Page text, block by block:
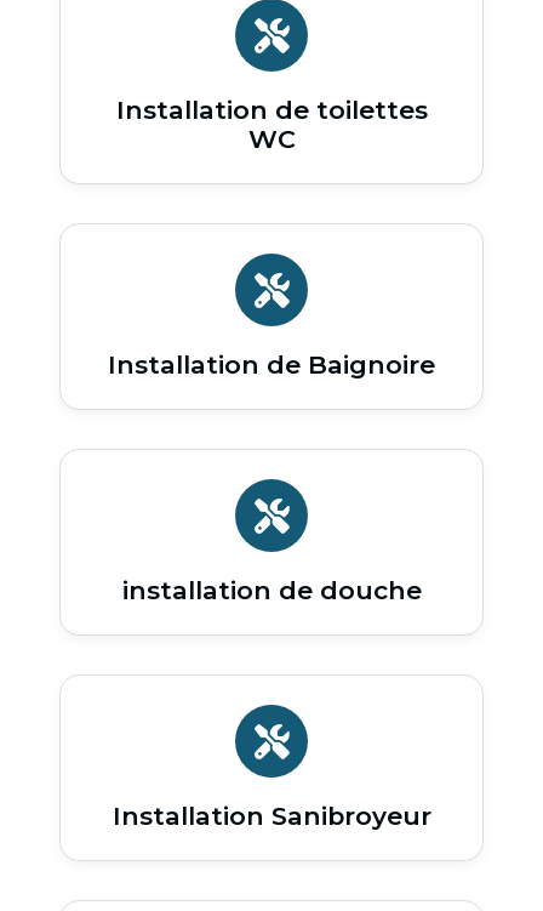
Installation de toilettes
WC
Installation de Baignoire
installation de douche
Installation Sanibroyeur